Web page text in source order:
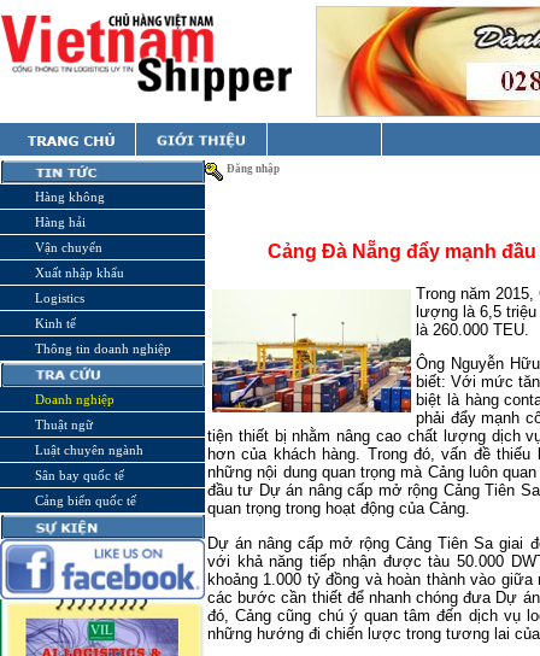
Hàng không
Hàng hải
Vận chuyển
Xuất nhập khẩu
Logistics
Kinh tế
Thông tin doanh nghiệp
Doanh nghiệp
Thuật ngữ
Luật chuyên ngành
Sân bay quốc tế
Cảng biển quốc tế
Đăng nhập
Cảng Đà Nẵng đẩy mạnh
Trong năm
lượng là 6,5
là 260.000 TEU.
Ông Nguyễn
biết: Với mức
biệt là hàng
phải đẩy mạnh
tiện thiết bị nhằm nâng cao chất lượng dịch
hơn của khách hàng. Trong đó, vấn đề
những nội dung quan trọng mà Cảng luôn
đầu tư Dự án nâng cấp mở rộng Cảng Tiên
quan trọng trong hoạt động của Cảng.
Dự án nâng cấp mở rộng Cảng Tiên Sa giai
với khả năng tiếp nhận được tàu 50.000
khoảng 1.000 tỷ đồng và hoàn thành vào
các bước cần thiết để nhanh chóng đưa Dự
đó, Cảng cũng chú ý quan tâm đến dịch vụ
những hướng đi chiến lược trong tương lai